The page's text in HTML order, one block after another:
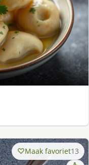
Maak favoriet13